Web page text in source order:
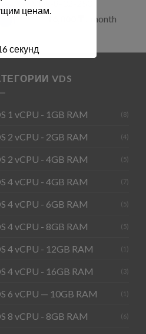
VDS-8-32-250
/ month
VDS
1 vCPU - 1GB RAM (8)
2 vCPU - 2GB RAM (4)
2 vCPU - 4GB RAM (5)
4 vCPU - 4GB RAM (7)
4 vCPU - 6GB RAM (5)
4 vCPU - 8GB RAM (5)
4 vCPU - 12GB RAM (1)
4 vCPU - 16GB RAM (3)
6 vCPU — 10GB RAM (1)
8 vCPU - 8GB RAM (6)
ценам.
секунд